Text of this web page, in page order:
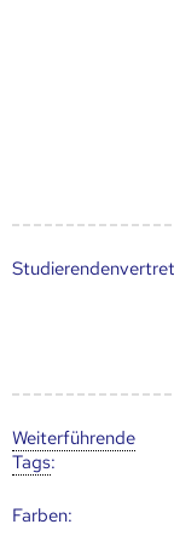
Weiter­führende
Tags:
Farben: